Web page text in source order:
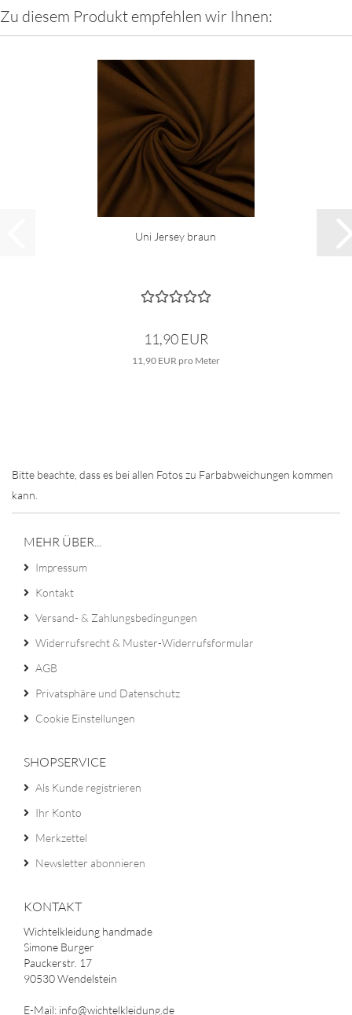
Zu diesem Produkt empfehlen wir Ihnen:
Uni Jersey braun
11,90 EUR
11,90 EUR pro Meter
Bitte beachte, dass es bei allen Fotos zu Farbabweichungen kommen
kann.
MEHR ÜBER...
Impressum
Kontakt
Versand- & Zahlungsbedingungen
Widerrufsrecht & Muster-Widerrufsformular
AGB
Privatsphäre und Datenschutz
Cookie Einstellungen
SHOPSERVICE
Als Kunde registrieren
Ihr Konto
Merkzettel
Newsletter abonnieren
KONTAKT
Wichtelkleidung handmade
Simone Burger
Pauckerstr. 17
90530 Wendelstein
E-Mail: info@wichtelkleidung.de